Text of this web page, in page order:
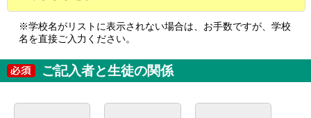
※学校名がリストに表示されない場合は、お手数ですが、学校
名を直接ご入力ください。
ご記入者と生徒の関係